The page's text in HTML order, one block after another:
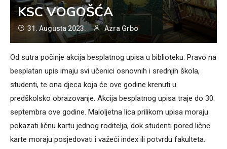
KSC VOGOŠĆA
31. Augusta 2023. Azra Grbo
Od sutra počinje akcija besplatnog upisa u biblioteku. Pravo na
besplatan upis imaju svi učenici osnovnih i srednjih škola,
studenti, te ona djeca koja će ove godine krenuti u
predškolsko obrazovanje. Akcija besplatnog upisa traje do 30.
septembra ove godine. Maloljetna lica prilikom upisa moraju
pokazati ličnu kartu jednog roditelja, dok studenti pored lične
karte moraju posjedovati i važeći index ili potvrdu fakulteta.